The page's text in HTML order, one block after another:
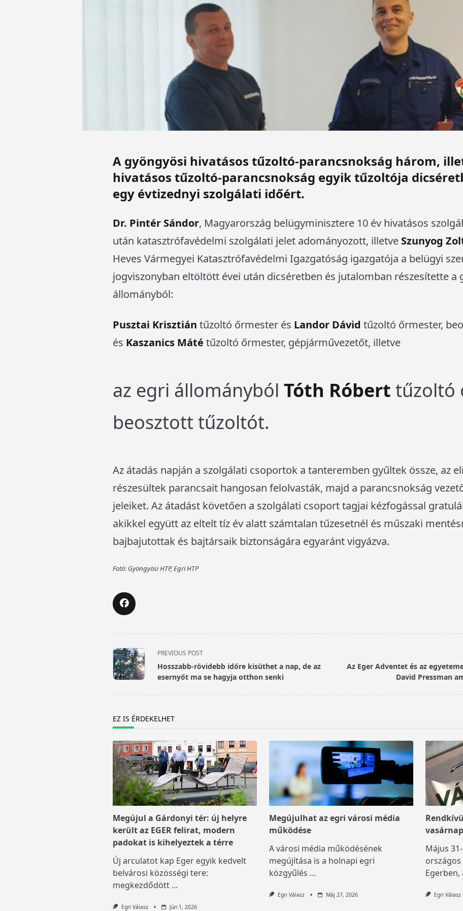
A gyöngyösi hivatásos tűzoltó-parancsnokság három,
hivatásos tűzoltó-parancsnokság egyik tűzoltója
egy évtizednyi szolgálati időért.
Dr. Pintér Sándor, Magyarország belügyminisztere 10 év hivatásos
után katasztrófavédelmi szolgálati jelet adományozott, illetve Szunyog
Heves Vármegyei Katasztrófavédelmi Igazgatóság igazgatója a belügyi
jogviszonyban eltöltött évei után dicséretben és jutalomban részesítette a
állományból:
Pusztai Krisztián tűzoltó őrmester és Landor Dávid tűzoltó őrmester,
és Kaszanics Máté tűzoltó őrmester, gépjárművezetőt, illetve
az egri állományból Tóth Róbert tűzoltó
beosztott tűzoltót.
Az átadás napján a szolgálati csoportok a tanteremben gyűltek össze, az
részesültek parancsait hangosan felolvasták, majd a parancsnokság
jeleiket. Az átadást követően a szolgálati csoport tagjai kézfogással
akikkel együtt az eltelt tíz év alatt számtalan tűzesetnél és műszaki
bajbajutottak és bajtársaik biztonságára egyaránt vigyázva.
Fotó: Gyöngyösi HTP, Egri HTP
<span
class="nav-
subtitle
text">Page</span>
PREVIOUS POST
Hosszabb-rövidebb időre kisüthet a nap, de az
esernyőt ma se hagyja otthon senki
Az Eger Adventet és az
David Pressman
EZ IS ÉRDEKELHET
Megújul a Gárdonyi tér: új helyre
került az EGER felirat, modern
padokat is kihelyeztek a térre
Új arculatot kap Eger egyik kedvelt
belvárosi közösségi tere:
megkezdődött ...
Egri Válasz Jún 1, 2026
Megújulhat az egri városi média
működése
A városi média működésének
megújítása is a holnapi egri
közgyűlés ...
Egri Válasz Máj 27, 2026
Május
Egerben,
Egri Válasz